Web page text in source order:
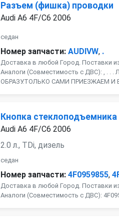
Разъем (фишка) проводки
Audi A6 4F/C6 2006
седан
Номер запчасти: AUDIVW, .
Доставка в любой Город. Поставки
Аналоги (Совместимость с ДВС): , . .
ОБРАЗУ.ТОЛЬКО САМИ ПРИЕЗЖАЕМ И
Кнопка стеклоподъемника
Audi A6 4F/C6 2006
2.0 л., TDi, дизель
седан
Номер запчасти: 4F0959855,
Доставка в любой Город. Поставки
Аналоги (Совместимость с ДВС):